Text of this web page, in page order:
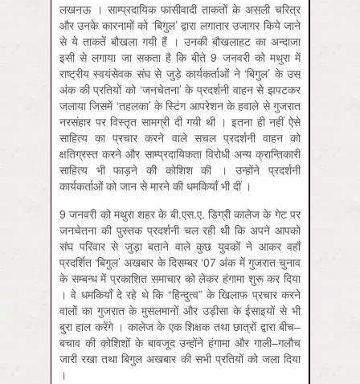
लखनऊ । साम्प्रदायिक फासीवादी ताकतों के असली चरित्र
और उनके कारनामों को ‘बिगुल’ द्वारा लगातार उजागर किये जाने
से ये ताकतें बौखला गयी हैं । उनकी बौखलाहट का अन्दाजा
इसी से लगाया जा सकता है कि बीते 9 जनवरी को मथुरा में
राष्ट्रीय स्वयंसेवक संघ से जुड़े कार्यकर्ताओं ने ‘बिगुल’ के उस
अंक की प्रतियों को ‘जनचेतना’ के प्रदर्शनी वाहन से झपटकर
जलाया जिसमें ‘तहलका’ के स्टिंग आपरेशन के हवाले से गुजरात
नरसंहार पर विस्तृत सामग्री दी गयी थी । इतना ही नहीं ऐसे
साहित्य का प्रचार करने वाले सचल प्रदर्शनी वाहन को
क्षतिग्रस्त करने और साम्प्रदायिकता विरोधी अन्य क्रान्तिकारी
साहित्य भी फाड़ने की कोशिश की । उन्होंने प्रदर्शनी
कार्यकर्ताओं को जान से मारने की धमकियाँ भी दीं ।
9 जनवरी को मथुरा शहर के बी.एस.ए. डिग्री कालेज के गेट पर
जनचेतना की पुस्तक प्रदर्शनी चल रही थी कि अपने आपको
संघ परिवार से जुड़ा बताने वाले कुछ युवकों ने आकर वहाँ
प्रदर्शित ‘बिगुल’ अखबार के दिसम्बर ‘07 अंक में गुजरात चुनाव
के सम्बन्ध में प्रकाशित समाचार को लेकर हंगामा शुरू कर दिया
। वे धमकियाँ दे रहे थे कि “हिन्दुत्व” के खिलाफ प्रचार करने
वालों का गुजरात के मुसलमानों और उड़ीसा के ईसाइयों से भी
बुरा हाल करेंगे । कालेज के एक शिक्षक तथा छात्रों द्वारा बीच–
बचाव की कोशिशों के बावजूद उन्होंने हंगामा और गाली–गलौच
जारी रखा तथा बिगुल अखबार की सभी प्रतियों को जला दिया
।